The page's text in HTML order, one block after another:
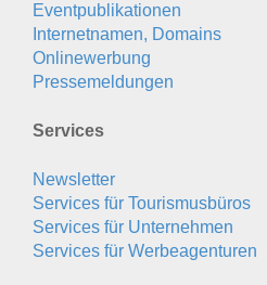
Eventpublikationen
Internetnamen, Domains
Onlinewerbung
Pressemeldungen
Services
Newsletter
Services für Tourismusbüros
Services für Unternehmen
Services für Werbeagenturen